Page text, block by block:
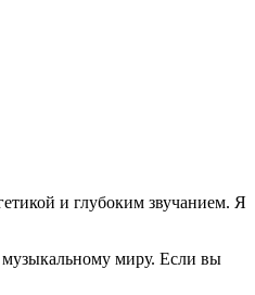
и глубоким звучанием. Я
музыкальному миру. Если вы